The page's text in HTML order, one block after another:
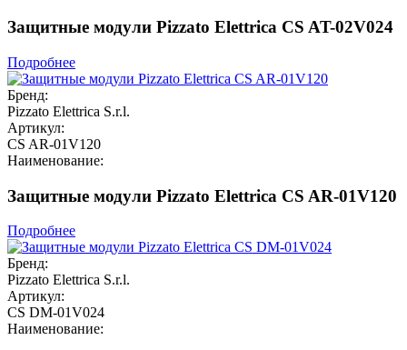
Защитные модули Pizzato Elettrica CS AT-02V024
Подробнее
Бренд:
Pizzato Elettrica S.r.l.
Артикул:
CS AR-01V120
Наименование:
Защитные модули Pizzato Elettrica CS AR-01V120
Подробнее
Бренд:
Pizzato Elettrica S.r.l.
Артикул:
CS DM-01V024
Наименование: